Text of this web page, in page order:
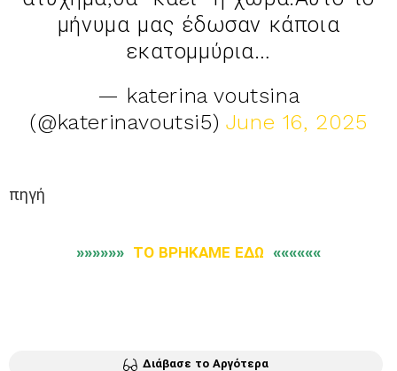
μήνυμα μας έδωσαν κάποια
εκατομμύρια…
— katerina voutsina
(@katerinavoutsi5) June 16, 2025
πηγή
»»»»»» ΤΟ ΒΡΗΚΑΜΕ ΕΔΩ ««««««
Διάβασε το Αργότερα